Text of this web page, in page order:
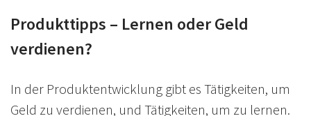
Produkttipps – Lernen oder Geld
verdienen?
In der Produktentwicklung gibt es Tätigkeiten, um
Geld zu verdienen, und Tätigkeiten, um zu lernen.